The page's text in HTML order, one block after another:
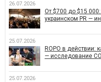
26.07.2026
От $700 до $15 000:
украинском PR —
25.07.2026
ROPO в действии:
— исследование
25.07.2026